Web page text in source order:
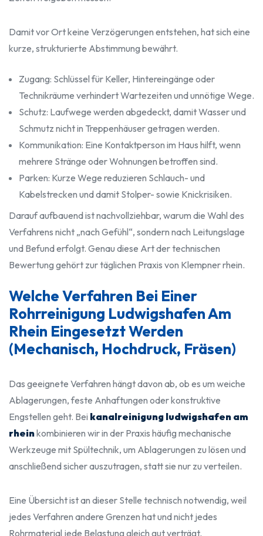
Damit vor Ort keine Verzögerungen entstehen, hat sich eine
kurze, strukturierte Abstimmung bewährt.
Zugang: Schlüssel für Keller, Hintereingänge oder
Technikräume verhindert Wartezeiten und unnötige Wege.
Schutz: Laufwege werden abgedeckt, damit Wasser und
Schmutz nicht in Treppenhäuser getragen werden.
Kommunikation: Eine Kontaktperson im Haus hilft, wenn
mehrere Stränge oder Wohnungen betroffen sind.
Parken: Kurze Wege reduzieren Schlauch- und
Kabelstrecken und damit Stolper- sowie Knickrisiken.
Darauf aufbauend ist nachvollziehbar, warum die Wahl des
Verfahrens nicht „nach Gefühl“, sondern nach Leitungslage
und Befund erfolgt. Genau diese Art der technischen
Bewertung gehört zur täglichen Praxis von Klempner rhein.
Welche Verfahren Bei Einer
Rohrreinigung Ludwigshafen Am
Rhein Eingesetzt Werden
(mechanisch, Hochdruck, Fräsen)
Das geeignete Verfahren hängt davon ab, ob es um weiche
Ablagerungen, feste Anhaftungen oder konstruktive
Engstellen geht. Bei kanalreinigung ludwigshafen am
rheinkombinieren wir in der Praxis häufig mechanische
Werkzeuge mit Spültechnik, um Ablagerungen zu lösen und
anschließend sicher auszutragen, statt sie nur zu verteilen.
Eine Übersicht ist an dieser Stelle technisch notwendig, weil
jedes Verfahren andere Grenzen hat und nicht jedes
Rohrmaterial jede Belastung gleich gut verträgt.